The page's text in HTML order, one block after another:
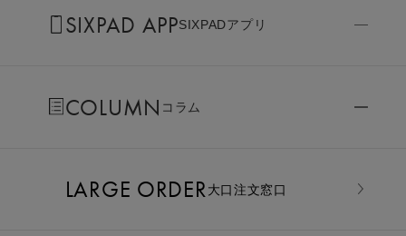
SIXPAD APPSIXPADアプリ
COLUMN コラム
LARGE ORDER⼤⼝注⽂窓⼝